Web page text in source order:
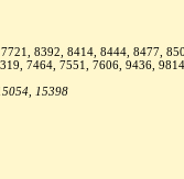
8392, 8414, 8444, 8477,
7464, 7551, 7606, 9436,
15398